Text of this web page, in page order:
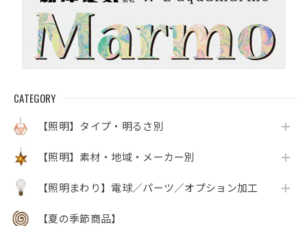
CATEGORY
【照明】タイプ・明るさ別
【照明】素材・地域・メーカー別
【照明まわり】電球／パーツ／オプション加工
【夏の季節商品】